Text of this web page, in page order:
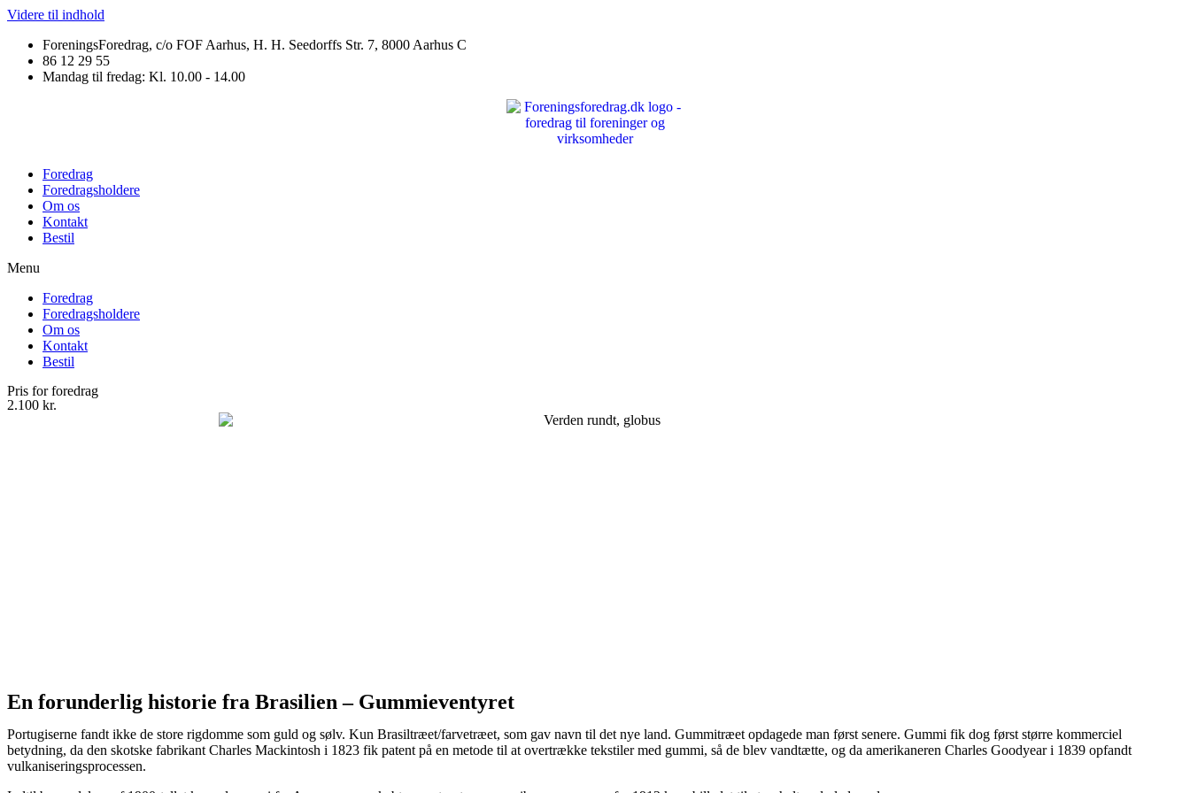
Videre til indhold
ForeningsForedrag, c/o FOF Aarhus, H. H. Seedorffs Str. 7, 8000 Aarhus C
86 12 29 55
Mandag til fredag: Kl. 10.00 - 14.00
Foredrag
Foredragsholdere
Om os
Kontakt
Bestil
Menu
Foredrag
Foredragsholdere
Om os
Kontakt
Bestil
Pris for foredrag
2.100 kr.
En forunderlig historie fra Brasilien – Gummieventyret
Portugiserne fandt ikke de store rigdomme som guld og sølv. Kun Brasiltræet/farvetræet, som gav navn til det nye land. Gummitræet opdagede man først senere. Gummi fik dog først større kommerciel
betydning, da den skotske fabrikant Charles Mackintosh i 1823 fik patent på en metode til at overtrække tekstiler med gummi, så de blev vandtætte, og da amerikaneren Charles Goodyear i 1839 opfandt
vulkaniseringsprocessen.